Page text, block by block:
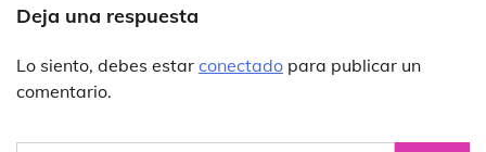
Deja una respuesta
Lo siento, debes estar conectado para publicar un
comentario.